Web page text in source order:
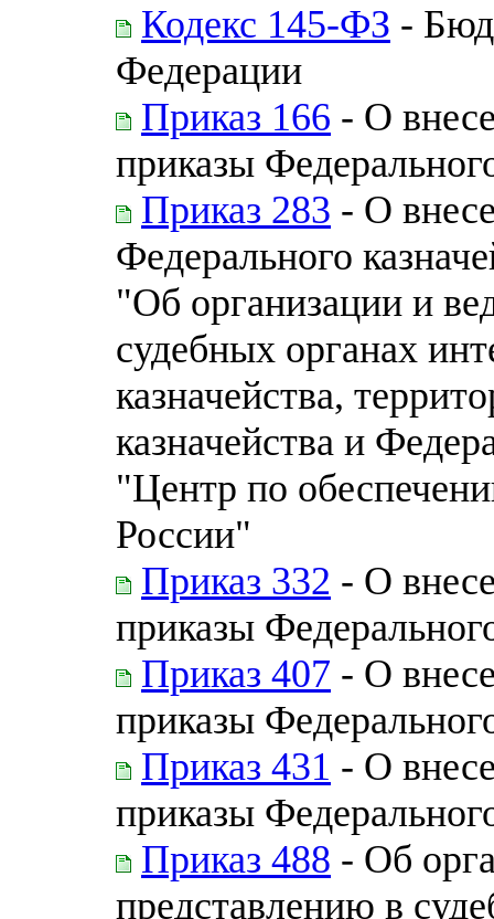
Кодекс 145-ФЗ -
Федерации
Приказ 166 - О
приказы
Приказ 283 - О
Федерального
"Об организации и
судебных органах
казначейства,
казначейства и
"Центр по
России"
Приказ 332 - О
приказы
Приказ 407 - О
приказы
Приказ 431 - О
приказы
Приказ 488 - Об
представлению в